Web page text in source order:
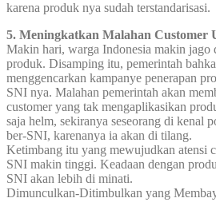
karena produk nya sudah terstandarisasi.
5. Meningkatkan Malahan Customer
Makin hari, warga Indonesia makin jago
produk. Disamping itu, pemerintah
menggencarkan kampanye penerapan
SNI nya. Malahan pemerintah akan
customer yang tak mengaplikasikan
saja helm, sekiranya seseorang di kenal
ber-SNI, karenanya ia akan di tilang.
Ketimbang itu yang mewujudkan atensi
SNI makin tinggi. Keadaan dengan
SNI akan lebih di minati.
Dimunculkan-Ditimbulkan yang